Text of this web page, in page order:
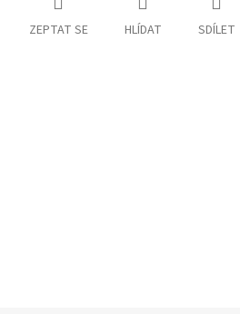
ZEPTAT SE HLÍDAT SDÍLET